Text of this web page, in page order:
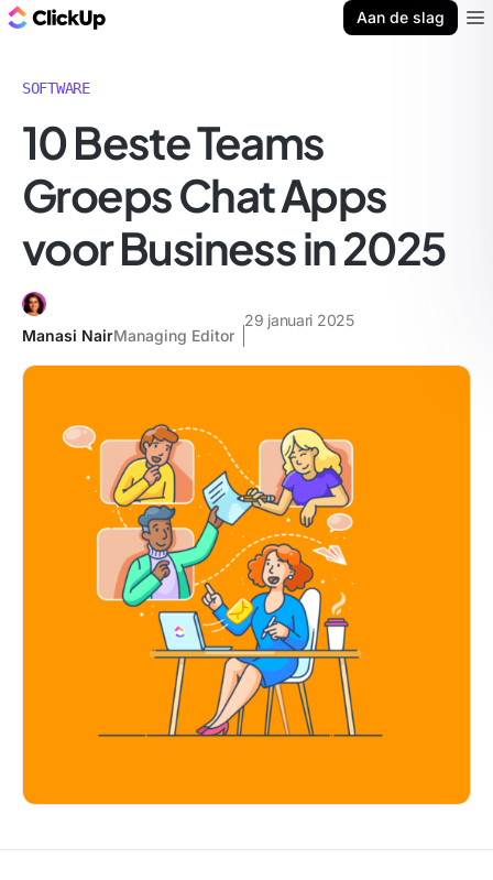
Aan de slag
SOFTWARE
10 Beste Teams
Groeps Chat Apps
voor Business in 2025
Manasi NairManaging Editor
29 januari 2025